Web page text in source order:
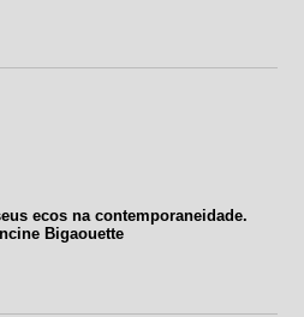
ecos na contemporaneidade.
Bigaouette